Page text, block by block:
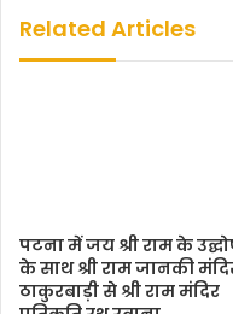
Related Articles
पटना में जय श्री राम के
के साथ श्री राम जानकी
ठाकुरबाड़ी से श्री राम मंदिर